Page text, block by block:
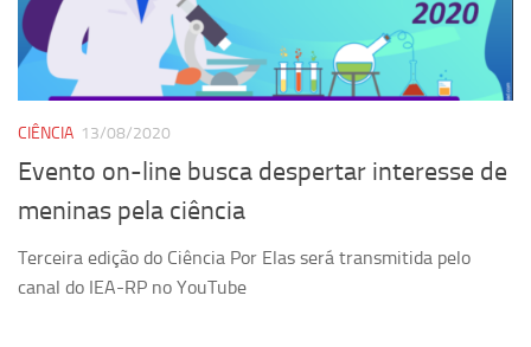
Polo Ribeirão Preto
Estrutura do polo
Espaço de Eventos
Projetos
Ciência com Pipoca
Ciência Por Elas
CIÊNCIA 13/08/2020
Evento on-line busca despertar interesse de
meninas pela ciência
Terceira edição do Ciência Por Elas será transmitida pelo
canal do IEA-RP no YouTube